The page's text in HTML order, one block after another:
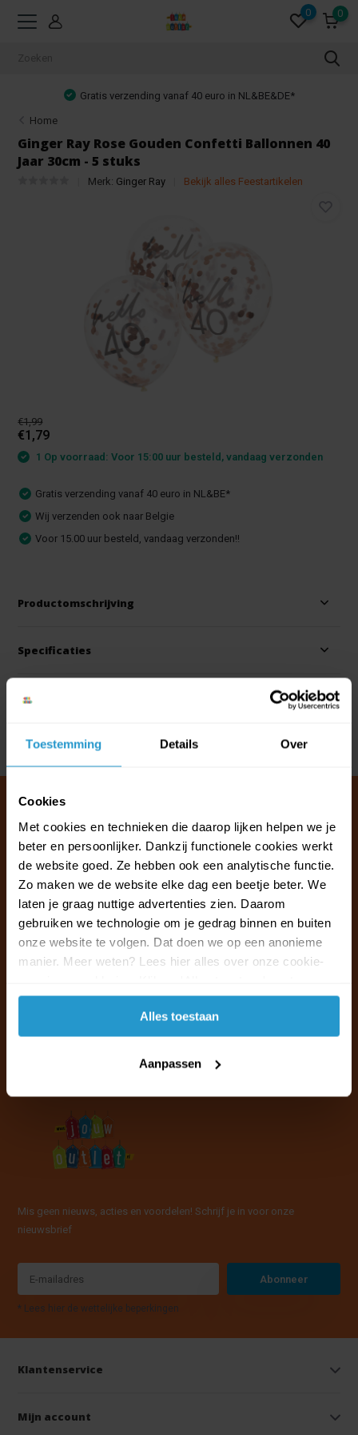
Toestemming Details Over
Cookies
Met cookies en technieken die daarop lijken helpen we je
beter en persoonlijker. Dankzij functionele cookies werkt
de website goed. Ze hebben ook een analytische functie.
Zo maken we de website elke dag een beetje beter. We
laten je graag nuttige advertenties zien. Daarom
gebruiken we technologie om je gedrag binnen en buiten
onze website te volgen. Dat doen we op een anonieme
manier. Meer weten? Lees hier alles over onze cookie-
accepteren.
Alles toestaan
Aanpassen
0 0
Gratis verzending vanaf 40 euro in NL&BE&DE*
Home
Ginger Ray Rose Gouden Confetti Ballonnen 40
Jaar 30cm - 5 stuks
Merk: Ginger Ray Bekijk alles Feestartikelen
€1,99
€1,79
1 Op voorraad: Voor 15:00 uur besteld, vandaag verzonden
Gratis verzending vanaf 40 euro in NL&BE*
Wij verzenden ook naar Belgie
Voor 15.00 uur besteld, vandaag verzonden!!
Productomschrijving
Specificaties
Reviews
Delen
Klantenservice & FAQ
Wij staan voor u klaar.
Ma t/m vr van 09:30 - 16:00 telefonisch
+31 (0)13 785 62 41
Mis geen nieuws, acties en voordelen! Schrijf je in voor onze
nieuwsbrief
Abonneer
* Lees hier de wettelijke beperkingen
Klantenservice
Mijn account